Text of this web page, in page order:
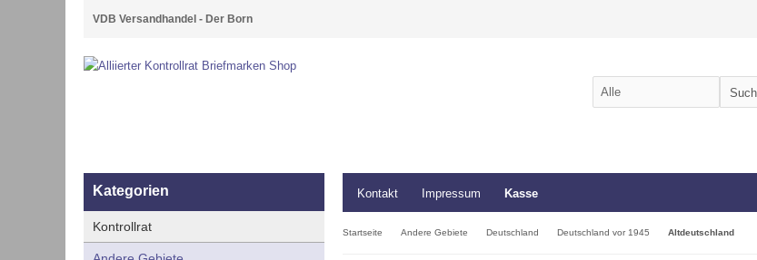
VDB Versandhandel - Der Born
Kontakt Impressum Kasse
Startseite Andere Gebiete Deutschland Deutschland vor 1945 Altdeutschland
Kategorien
Kontrollrat